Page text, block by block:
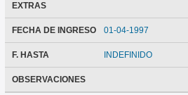
EXTRAS
FECHA DE INGRESO 01-04-1997
F. HASTA INDEFINIDO
OBSERVACIONES